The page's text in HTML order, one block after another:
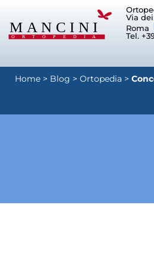
Via dei
Roma
Tel.
Home > Blog > Ortopedia >